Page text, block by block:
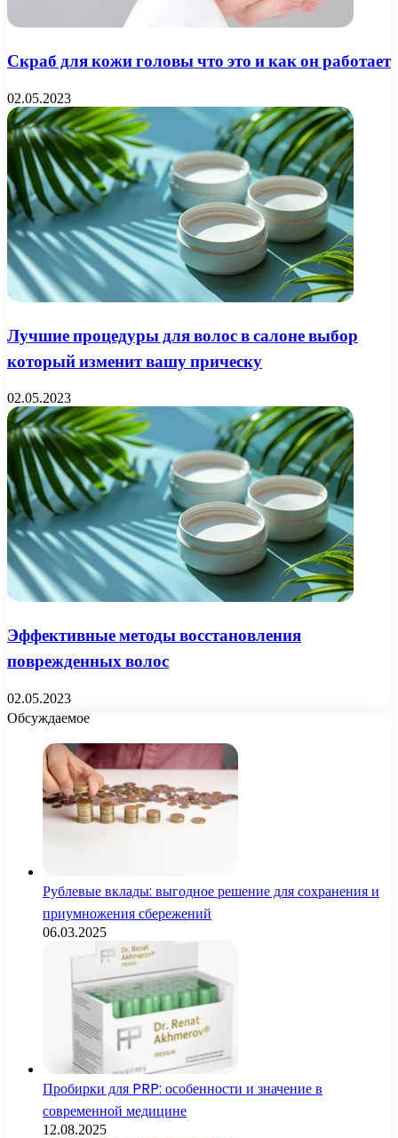
Скраб для кожи головы что это и как он работает
02.05.2023
Лучшие процедуры для волос в салоне выбор
который изменит вашу прическу
02.05.2023
Эффективные методы восстановления
поврежденных волос
02.05.2023
Обсуждаемое
Рублевые вклады: выгодное решение для сохранения и
приумножения сбережений
06.03.2025
Пробирки для PRP: особенности и значение в
современной медицине
12.08.2025